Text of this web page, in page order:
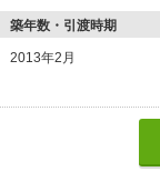
築年数・引渡時期
2013年2月